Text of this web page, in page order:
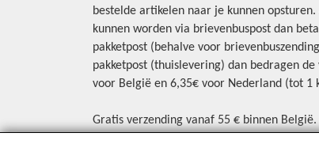
bestelde artikelen naar je kunnen
kunnen worden via brievenbuspost dan
pakketpost (behalve voor
pakketpost (thuislevering) dan bedragen
voor België en 6,35€ voor Nederland (tot 1
Gratis verzending vanaf 55 € binnen België.